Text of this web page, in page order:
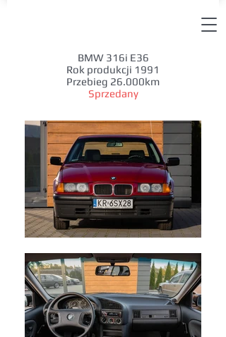
BMW 316i E36
Rok produkcji 1991
Przebieg 26.000km
Sprzedany